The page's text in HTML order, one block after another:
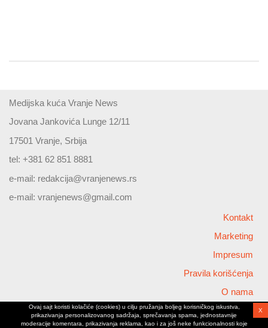
Medijska kuća Vranje News
Jovana Jankovića Lunge 12/11
17501 Vranje, Srbija
tel: +381 62 851 8881
e-mail: redakcija@vranjenews.rs
e-mail: vranjenews@gmail.com
Kontakt
Marketing
Impresum
Pravila korišćenja
O nama
Copyright © 2026 Vranjenews
All rights reserved
Ovaj sajt koristi kolačiće (cookies) u cilju pružanja boljeg korisničkog iskustva,
prikazivanja personalizovanog sadržaja, sprečavanja spama, jednostavnije
moderacije komentara, prikazivanja reklama, kao i za još neke funkcionalnosti koje
X